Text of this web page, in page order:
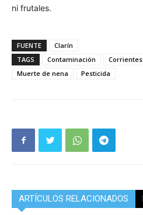
ni frutales.
FUENTE
Clarín
TAGS
Contaminación Corrientes
Muerte de nena
Pesticida
ARTÍCULOS RELACIONADOS